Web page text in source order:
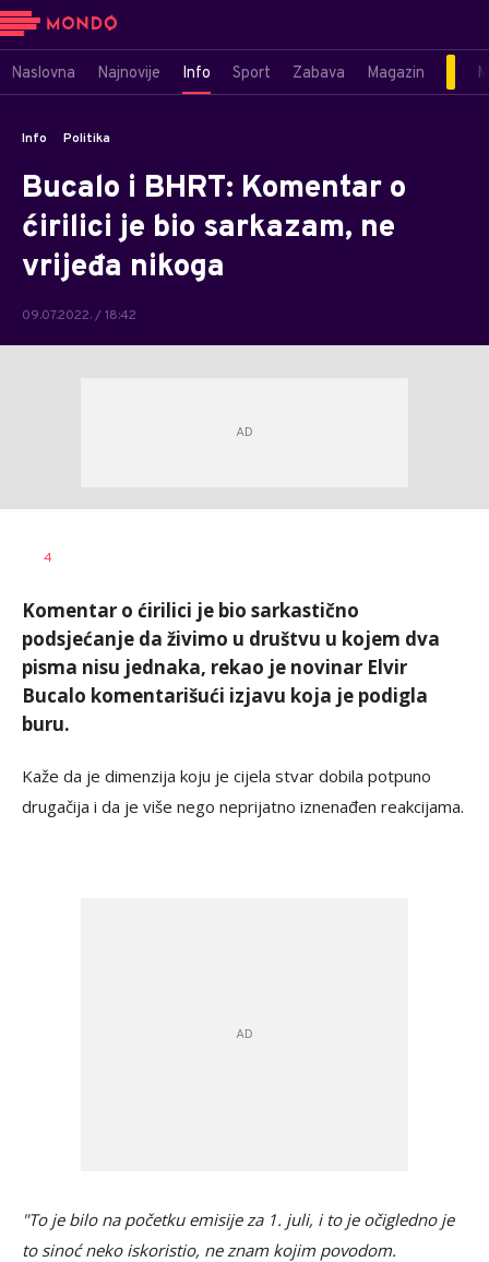
Naslovna Najnovije Info Sport Zabava Magazin
Info Politika
Bucalo i BHRT: Komentar o
ćirilici je bio sarkazam, ne
vrijeđa nikoga
09.07.2022. / 18:42
AUTOR
4
Komentar o ćirilici je bio sarkastično
podsjećanje da živimo u društvu u kojem dva
pisma nisu jednaka, rekao je novinar Elvir
Bucalo komentarišući izjavu koja je podigla
buru.
Kaže da je dimenzija koju je cijela stvar dobila potpuno
drugačija i da je više nego neprijatno iznenađen reakcijama.
"To je bilo na početku emisije za 1. juli, i to je očigledno je
to sinoć neko iskoristio, ne znam kojim povodom.